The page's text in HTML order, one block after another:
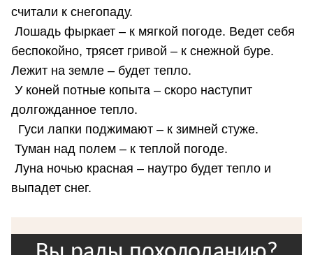
считали к снегопаду.
Лошадь фыркает – к мягкой погоде. Ведет себя
беспокойно, трясет гривой – к снежной буре.
Лежит на земле – будет тепло.
У коней потные копыта – скоро наступит
долгожданное тепло.
Гуси лапки поджимают – к зимней стуже.
Туман над полем – к теплой погоде.
Луна ночью красная – наутро будет тепло и
выпадет снег.